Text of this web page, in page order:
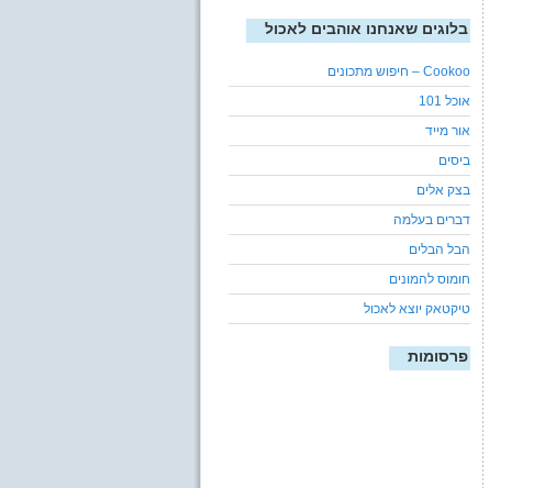
בלוגים שאנחנו אוהבים לאכול
Cookoo – חיפוש מתכונים
אוכל 101
אור מייד
ביסים
בצק אלים
דברים בעלמה
הבל הבלים
חומוס להמונים
טיקטאק יוצא לאכול
פרסומות